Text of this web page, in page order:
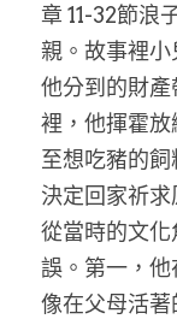
章 11-32節浪
親。故事裡
他分到的財
裡，他揮霍
至想吃豬的
決定回家祈求
從當時的文
誤。第一，
像在父母活